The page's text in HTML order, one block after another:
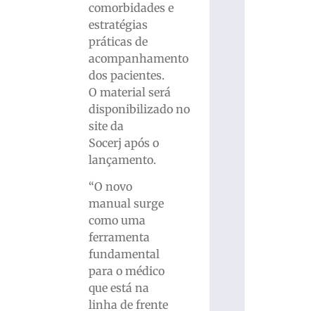
comorbidades e
estratégias
práticas de
acompanhamento
dos pacientes.
O material será
disponibilizado no
site da
Socerj após o
lançamento.
“O novo
manual surge
como uma
ferramenta
fundamental
para o médico
que está na
linha de frente